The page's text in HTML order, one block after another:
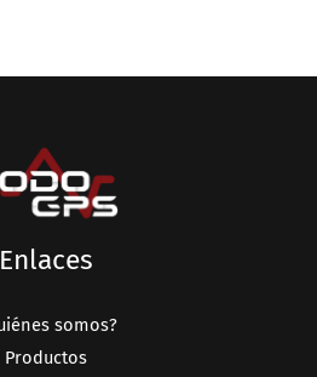
Enlaces
somos?
Productos